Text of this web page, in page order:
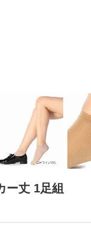
ー丈 1足組